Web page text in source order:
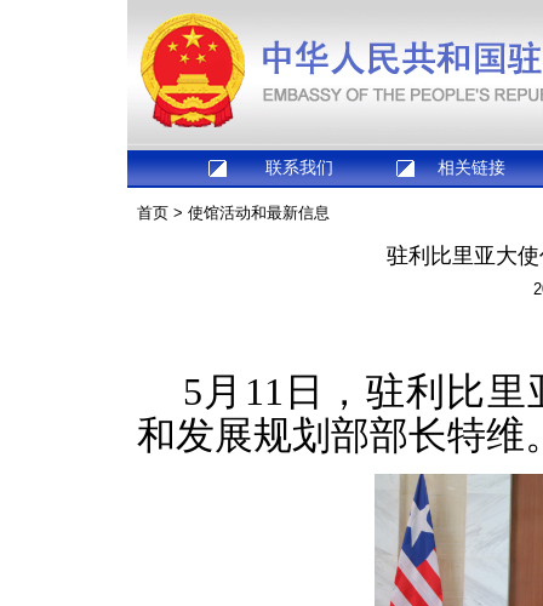
联系我们 相关链接
首页 > 使馆活动和最新信息
驻利比里亚大
5月11日，驻利比
和发展规划部部长特维